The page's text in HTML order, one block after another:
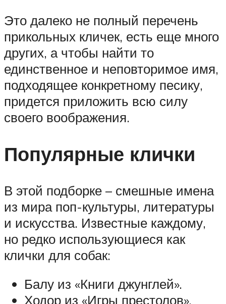
Это далеко не полный перечень
прикольных кличек, есть еще много
других, а чтобы найти то
единственное и неповторимое имя,
подходящее конкретному песику,
придется приложить всю силу
своего воображения.
Популярные клички
В этой подборке – смешные имена
из мира поп-культуры, литературы
и искусства. Известные каждому,
но редко использующиеся как
клички для собак:
Балу из «Книги джунглей».
Ходор из «Игры престолов».